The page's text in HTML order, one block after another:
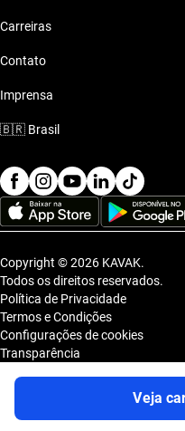
Veja
Carreiras
Contato
Imprensa
🇧🇷 Brasil
Copyright © 2026 KAVAK.
Todos os direitos reservados.
Política de Privacidade
Termos e Condições
Configurações de cookies
Transparência
KAVAK TECNOLOGIA E
CNPJ sob o nº 36.740.390/